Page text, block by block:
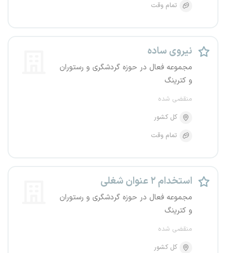
تمام وقت
نیروی ساده
مجموعه فعال در حوزه گردشگری و رستوران
و کترینگ
منقضی شده
کل کشور
تمام وقت
استخدام ۲ عنوان شغلی
مجموعه فعال در حوزه گردشگری و رستوران
و کترینگ
منقضی شده
کل کشور